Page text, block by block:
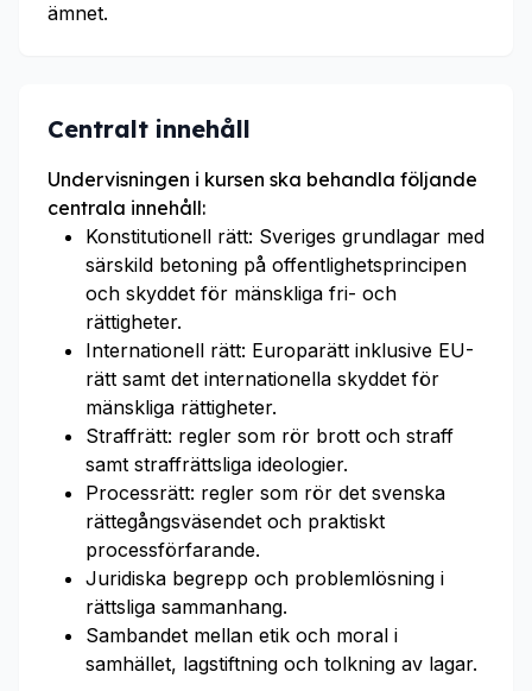
ämnet.
Centralt innehåll
Undervisningen i kursen ska behandla följande
centrala innehåll:
Konstitutionell rätt: Sveriges grundlagar med
särskild betoning på offentlighetsprincipen
och skyddet för mänskliga fri- och
rättigheter.
Internationell rätt: Europarätt inklusive EU-
rätt samt det internationella skyddet för
mänskliga rättigheter.
Straffrätt: regler som rör brott och straff
samt straffrättsliga ideologier.
Processrätt: regler som rör det svenska
rättegångsväsendet och praktiskt
processförfarande.
Juridiska begrepp och problemlösning i
rättsliga sammanhang.
Sambandet mellan etik och moral i
samhället, lagstiftning och tolkning av lagar.